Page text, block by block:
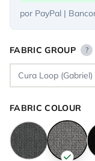
por PayPal |
FABRIC GROUP ?
FABRIC COLOUR